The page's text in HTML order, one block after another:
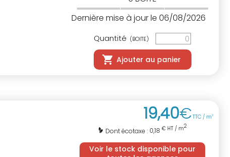
Dernière mise à jour le 06/08/2026
Quantité (BOITE)
Ajouter au panier
19,40€TTC / m2
Dont écotaxe : 0,18 € HT / m2
Voir le stock disponible pour